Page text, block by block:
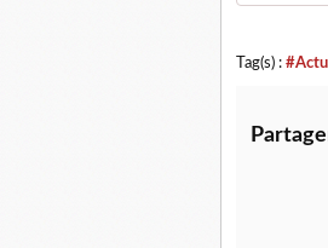
Tag(s) :